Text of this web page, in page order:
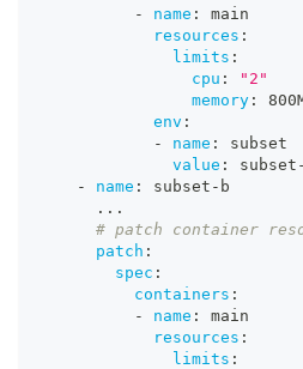
-
name :
main
resources :
limits :
cpu :
"2"
memory :
env :
-
name :
subset
value : subset -
-
name : subset - b
...
# patch container
patch :
spec :
containers :
-
name :
main
resources :
limits :